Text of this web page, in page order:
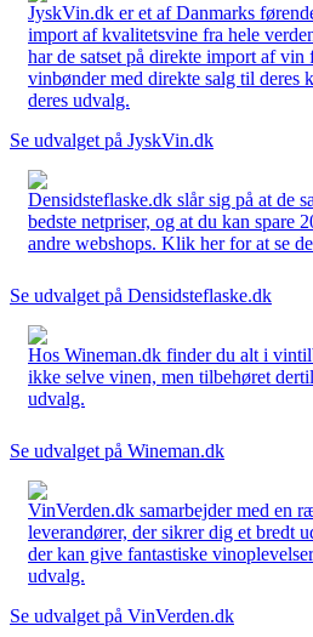
JyskVin.dk er et af Danmarks
import af kvalitetsvine fra hele
har de satset på direkte import af vin
vinbønder med direkte salg til deres
deres udvalg.
Se udvalget på JyskVin.dk
Densidsteflaske.dk slår sig på at de
bedste netpriser, og at du kan spare
andre webshops. Klik her for at se
Se udvalget på Densidsteflaske.dk
Hos Wineman.dk finder du alt i
ikke selve vinen, men tilbehøret
udvalg.
Se udvalget på Wineman.dk
VinVerden.dk samarbejder med en
leverandører, der sikrer dig et bredt
der kan give fantastiske
udvalg.
Se udvalget på VinVerden.dk